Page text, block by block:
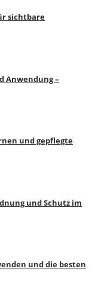
sichtbare
Anwendung –
und gepflegte
und Schutz im
und die besten